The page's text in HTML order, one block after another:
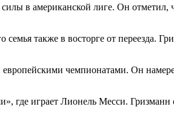
в американской лиге. Он
также в восторге от переезда.
чемпионатами. Он
играет Лионель Месси. Гризманн